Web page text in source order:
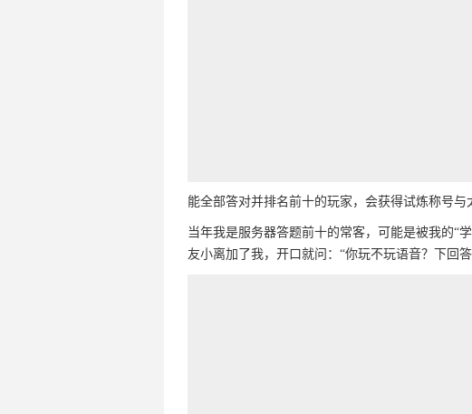
能全部答对并排名前十的玩家，会获得试炼称号与
当年我是服务器答题前十的常客，可能是被我的“
友小离加了我，开口就问：“你玩不玩语音？下回